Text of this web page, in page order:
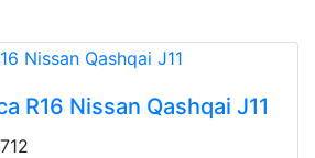
R16 Nissan Qashqai J11